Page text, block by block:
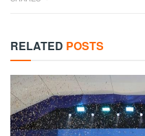
RELATED POSTS